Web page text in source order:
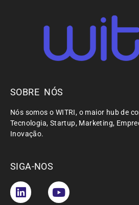
SOBRE NÓS
Nós somos o WITRI, o maior hub de
Tecnologia, Startup, Marketing,
Inovação.
SIGA-NOS